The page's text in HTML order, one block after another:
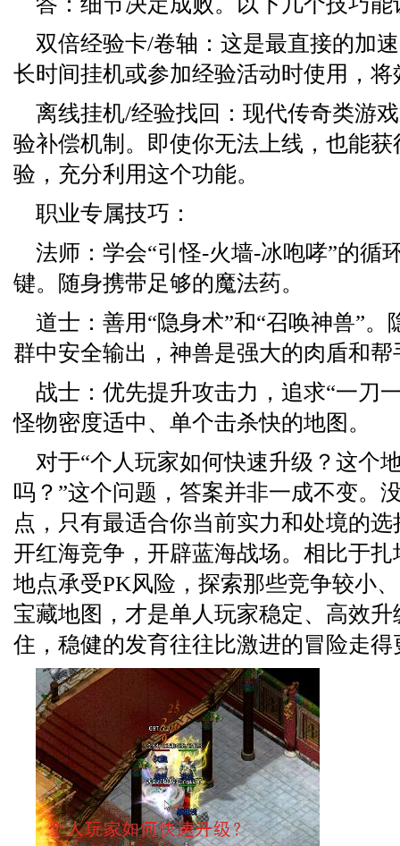
双倍经验卡/卷轴：这是最直接的加
长时间挂机或参加经验活动时使用，
离线挂机/经验找回：现代传奇类游
验补偿机制。即使你无法上线，也能
验，充分利用这个功能。
职业专属技巧：
法师：学会“引怪-火墙-冰咆哮”的循
键。随身携带足够的魔法药。
道士：善用“隐身术”和“召唤神兽”。
群中安全输出，神兽是强大的肉盾和帮
战士：优先提升攻击力，追求“一刀
怪物密度适中、单个击杀快的地图。
对于“个人玩家如何快速升级？这个
吗？”这个问题，答案并非一成不变。
点，只有最适合你当前实力和处境的
开红海竞争，开辟蓝海战场。相比于
地点承受PK风险，探索那些竞争较小
宝藏地图，才是单人玩家稳定、高效
住，稳健的发育往往比激进的冒险走得